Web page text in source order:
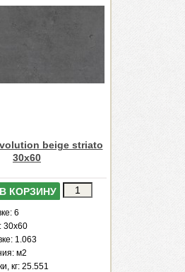
beige striato
30x60
В КОРЗИНУ
6
30x60
1.063
м2
кг: 25.551